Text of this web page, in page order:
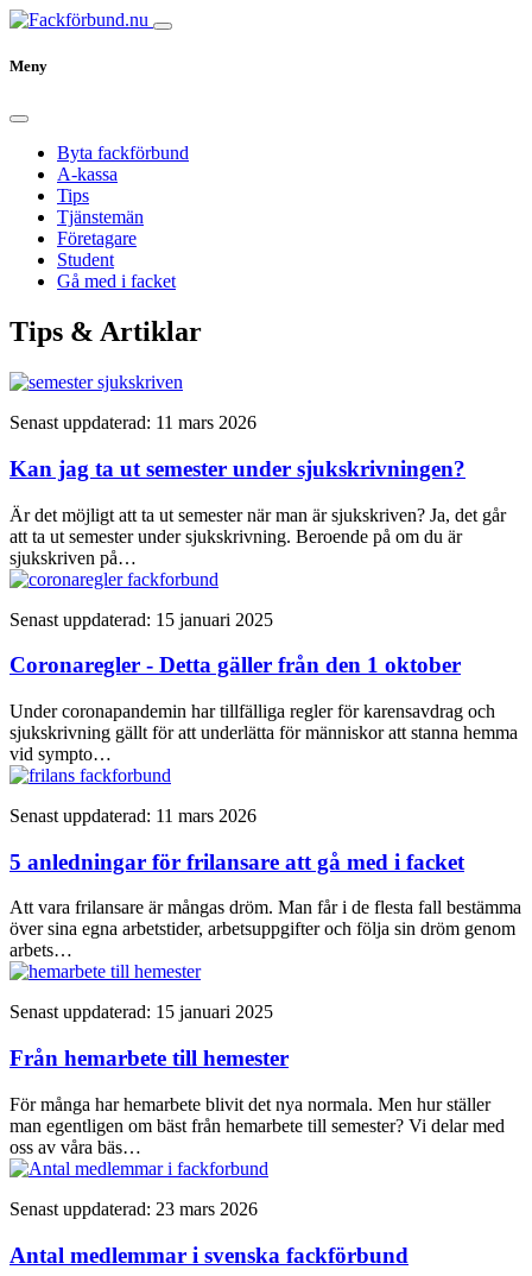
Meny
Byta fackförbund
A-kassa
Tips
Tjänstemän
Företagare
Student
Gå med i facket
Tips & Artiklar
Senast uppdaterad: 11 mars 2026
Kan jag ta ut semester under sjukskrivningen?
Är det möjligt att ta ut semester när man är sjukskriven? Ja, det går
att ta ut semester under sjukskrivning. Beroende på om du är
sjukskriven på…
Senast uppdaterad: 15 januari 2025
Coronaregler - Detta gäller från den 1 oktober
Under coronapandemin har tillfälliga regler för karensavdrag och
sjukskrivning gällt för att underlätta för människor att stanna hemma
vid sympto…
Senast uppdaterad: 11 mars 2026
5 anledningar för frilansare att gå med i facket
Att vara frilansare är mångas dröm. Man får i de flesta fall bestämma
över sina egna arbetstider, arbetsuppgifter och följa sin dröm genom
arbets…
Senast uppdaterad: 15 januari 2025
Från hemarbete till hemester
För många har hemarbete blivit det nya normala. Men hur ställer
man egentligen om bäst från hemarbete till semester? Vi delar med
oss av våra bäs…
Senast uppdaterad: 23 mars 2026
Antal medlemmar i svenska fackförbund